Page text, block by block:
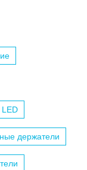
держатели